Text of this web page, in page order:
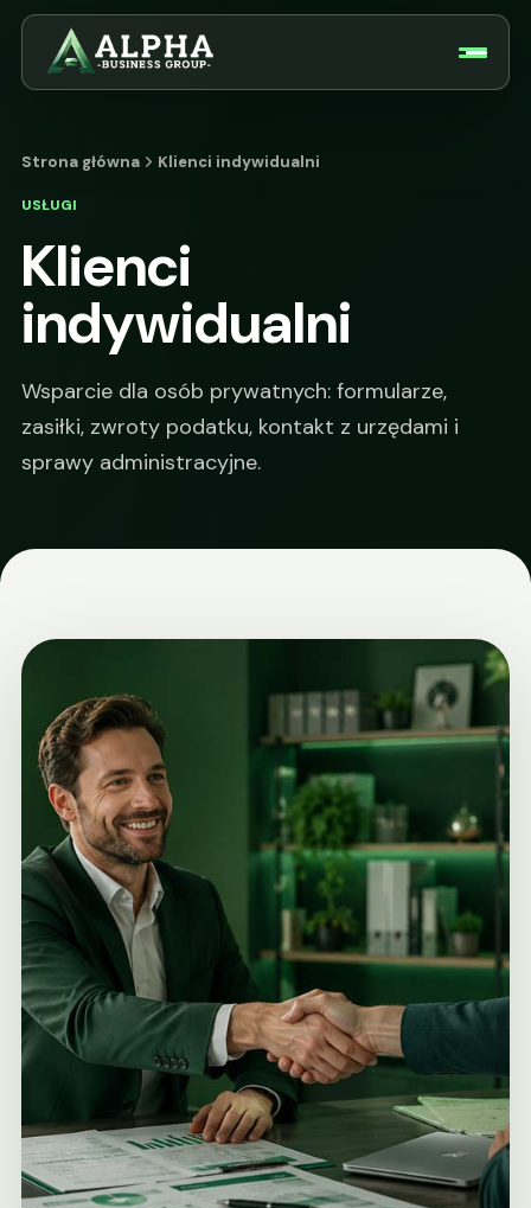
Strona główna Klienci indywidualni
USŁUGI
Klienci
indywidualni
Wsparcie dla osób prywatnych: formularze,
zasiłki, zwroty podatku, kontakt z urzędami i
sprawy administracyjne.